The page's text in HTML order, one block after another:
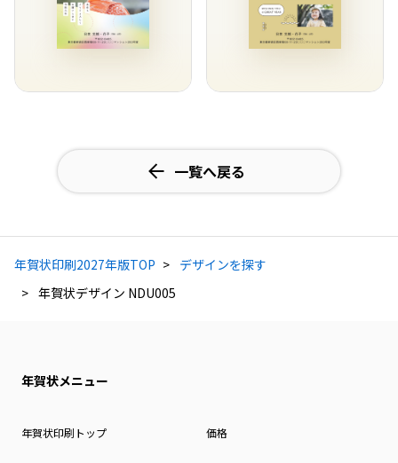
一覧へ戻る
年賀状印刷2027年版TOP
デザインを探す
年賀状デザイン NDU005
年賀状メニュー
年賀状印刷トップ 価格